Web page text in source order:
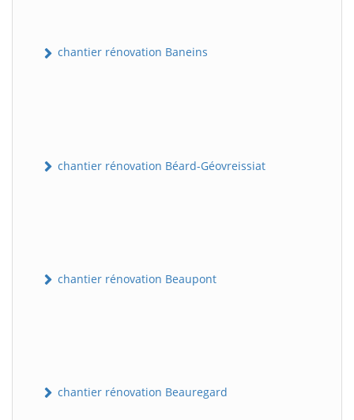
chantier rénovation Baneins
chantier rénovation Béard-Géovreissiat
chantier rénovation Beaupont
chantier rénovation Beauregard